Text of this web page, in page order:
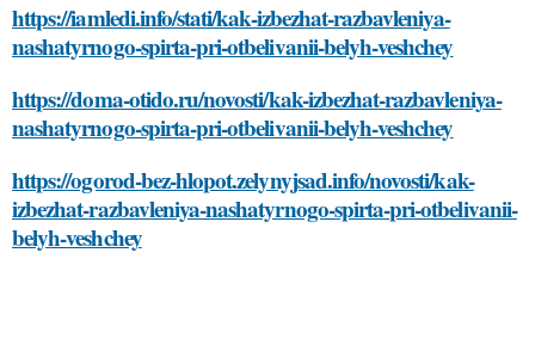
https://iamledi.info/stati/kak-izbezhat-razbavleniya-
nashatyrnogo-spirta-pri-otbelivanii-belyh-veshchey
https://doma-otido.ru/novosti/kak-izbezhat-razbavleniya-
nashatyrnogo-spirta-pri-otbelivanii-belyh-veshchey
https://ogorod-bez-hlopot.zelynyjsad.info/novosti/kak-
izbezhat-razbavleniya-nashatyrnogo-spirta-pri-otbelivanii-
belyh-veshchey